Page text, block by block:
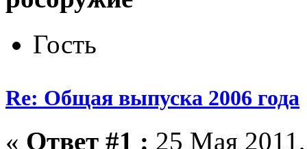
Гость
Re: Общая выпуска 2006 года
« Ответ #1 : 25 Мая